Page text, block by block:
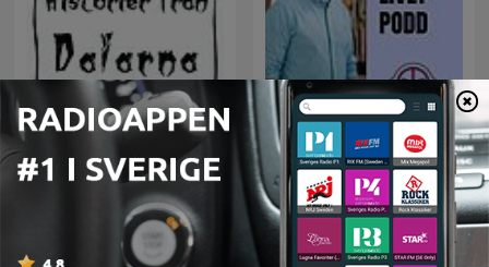
Historier från Dalarna Bästa livet